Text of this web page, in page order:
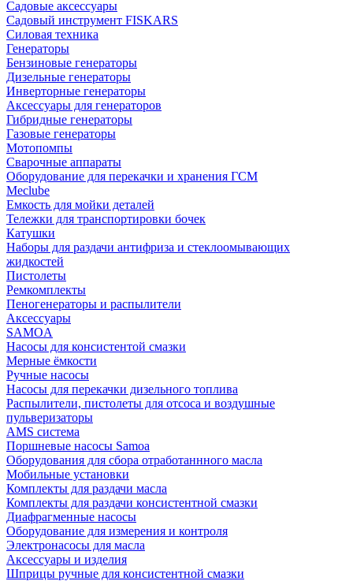
Садовые аксессуары
Садовый инструмент FISKARS
Силовая техника
Генераторы
Бензиновые генераторы
Дизельные генераторы
Инверторные генераторы
Аксессуары для генераторов
Гибридные генераторы
Газовые генераторы
Мотопомпы
Сварочные аппараты
Оборудование для перекачки и хранения ГСМ
Meclube
Емкость для мойки деталей
Тележки для транспортировки бочек
Катушки
Наборы для раздачи антифриза и стеклоомывающих
жидкостей
Пистолеты
Ремкомплекты
Пеногенераторы и распылители
Аксессуары
SAMOA
Насосы для консистентой смазки
Мерные ёмкости
Ручные насосы
Насосы для перекачки дизельного топлива
Распылители, пистолеты для отсоса и воздушные
пульверизаторы
AMS система
Поршневые насосы Samoa
Оборудования для сбора отработаннного масла
Мобильные установки
Комплекты для раздачи масла
Комплекты для раздачи консистентной смазки
Диафрагменные насосы
Оборудование для измерения и контроля
Электронасосы для масла
Аксессуары и изделия
Шприцы ручные для консистентной смазки